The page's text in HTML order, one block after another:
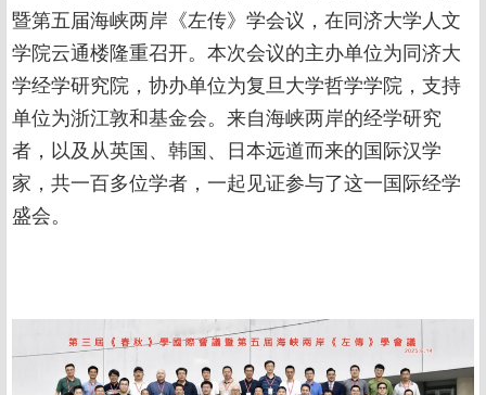
暨第五届海峡两岸《左传》学会议，在同济大学人文
学院云通楼隆重召开。本次会议的主办单位为同济大
学经学研究院，协办单位为复旦大学哲学学院，支持
单位为浙江敦和基金会。来自海峡两岸的经学研究
者，以及从英国、韩国、日本远道而来的国际汉学
家，共一百多位学者，一起见证参与了这一国际经学
盛会。